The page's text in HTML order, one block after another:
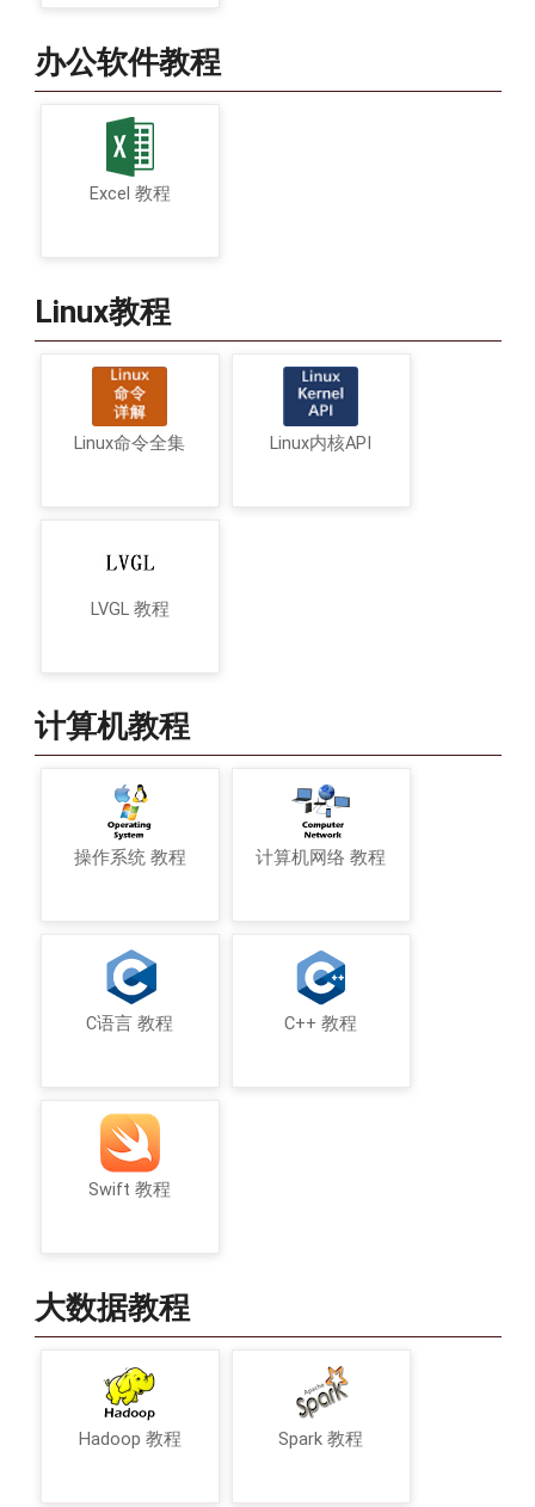
办公软件教程
Excel 教程
Linux教程
Linux命令全集 Linux内核API
LVGL 教程
计算机教程
操作系统 教程 计算机网络 教程
C语言 教程 C++ 教程
Swift 教程
大数据教程
Hadoop 教程 Spark 教程